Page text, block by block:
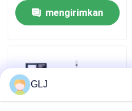
Kasus-kasus
Blog
mengirimkan
GLJ